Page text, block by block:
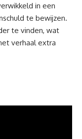
in een
te bewijzen.
te vinden, wat
verhaal extra